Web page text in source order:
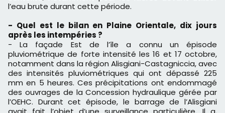
l’eau brute durant cette période.
- Quel est le bilan en Plaine Orientale, dix jours
après les intempéries ?
- La façade Est de l’île a connu un épisode
pluviométrique de forte intensité les 16 et 17 octobre,
notamment dans la région Alisgiani-Castagniccia, avec
des intensités pluviométriques qui ont dépassé 225
mm en 5 heures. Ces précipitations ont endommagé
des ouvrages de la Concession hydraulique gérée par
l’OEHC. Durant cet épisode, le barrage de l’Alisgiani